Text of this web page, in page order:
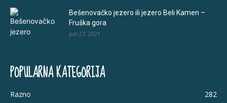
Bešenovačko jezero ili jezero Beli Kamen –
Fruška gora
jun 27, 2021
POPULARNA KATEGORIJA
Razno
282